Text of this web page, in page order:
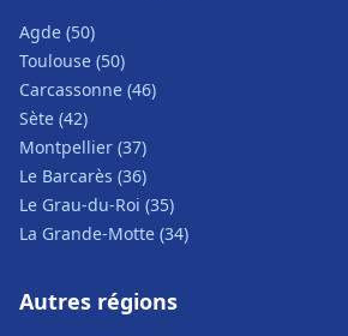
Agde (50)
Toulouse (50)
Carcassonne (46)
Sète (42)
Montpellier (37)
Le Barcarès (36)
Le Grau-du-Roi (35)
La Grande-Motte (34)
Autres régions